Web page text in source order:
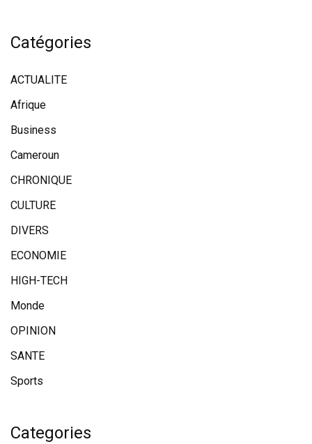
Catégories
ACTUALITE
Afrique
Business
Cameroun
CHRONIQUE
CULTURE
DIVERS
ECONOMIE
HIGH-TECH
Monde
OPINION
SANTE
Sports
Categories